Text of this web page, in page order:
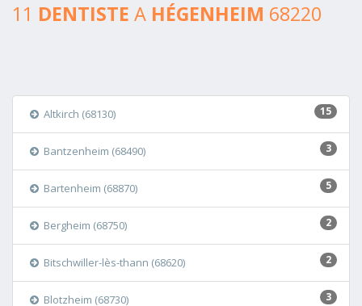
11 DENTISTE A HÉGENHEIM 68220
15
Altkirch (68130)
3
Bantzenheim (68490)
5
Bartenheim (68870)
2
Bergheim (68750)
2
Bitschwiller-lès-thann (68620)
3
Blotzheim (68730)